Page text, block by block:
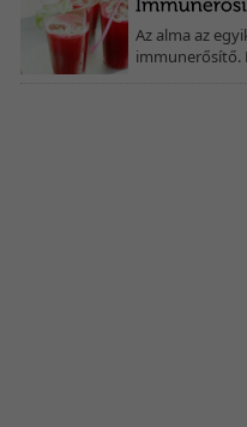
Az alma az
immunerősítő.